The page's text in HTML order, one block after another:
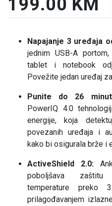
199.00 KM
Napajanje 3 uređaja
jednim USB-A
tablet i notebook
Povežite jedan uređaj
Punite do 26
PowerIQ 4.0
energije, koja
povezanih uređaja i
kako bi osigurala brže i
ActiveShield 2.0:
poboljšava zaštitu
temperature
prilagođavanjem